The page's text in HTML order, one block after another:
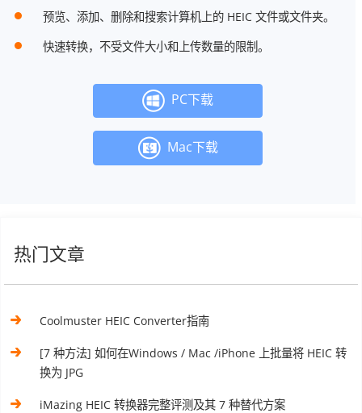
预览、添加、删除和搜索计算机上的 HEIC 文件或文件夹。
快速转换，不受文件大小和上传数量的限制。
PC下载
Mac下载
热门文章
Coolmuster HEIC Converter指南
[7 种方法] 如何在Windows / Mac /iPhone 上批量将 HEIC 转
换为 JPG
iMazing HEIC 转换器完整评测及其 7 种替代方案